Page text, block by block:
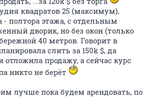
квадратов 25 (максимум),
- полтора этажа, с отдельным
дворик, но без окон (только
40 метров. Говорит в
слить за 150k $, да
отложила продажу, а сейчас курс
никто не берёт
лучше пока будем арендовать, по